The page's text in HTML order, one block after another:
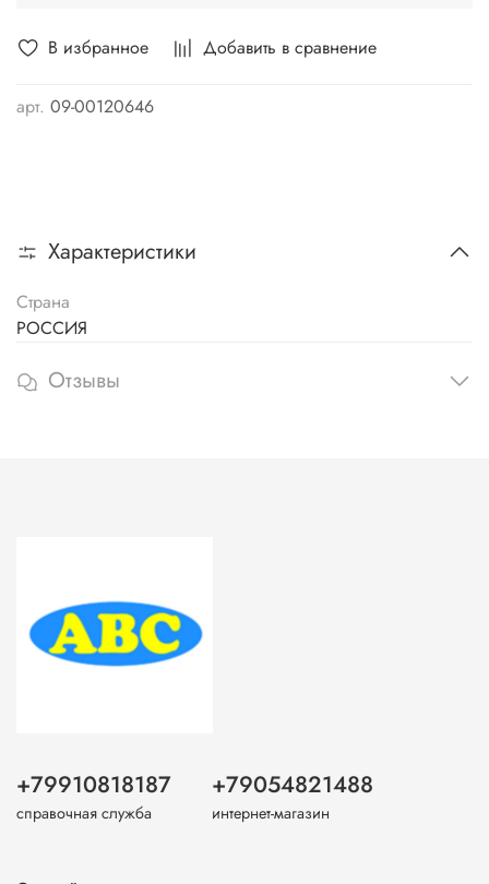
В избранное Добавить в сравнение
арт. 09-00120646
Характеристики
Страна
РОССИЯ
Отзывы
+79910818187
справочная служба
+79054821488
интернет-магазин